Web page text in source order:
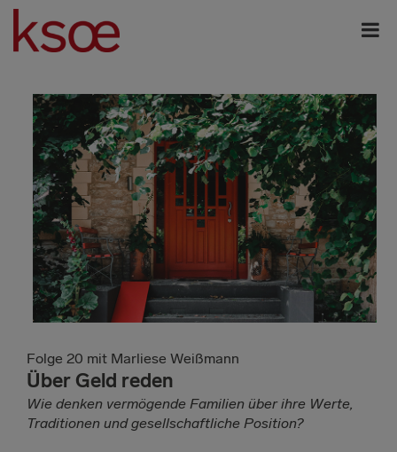
Folge 20 mit Marliese Weißmann
Über Geld reden
Wie denken vermögende Familien über ihre Werte,
Traditionen und gesellschaftliche Position?